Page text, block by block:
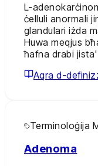
L-
ċelluli anormali
glandulari iżda
Huwa meqjus
ħafna drabi
Aqra d-
Terminoloġija
Adenoma